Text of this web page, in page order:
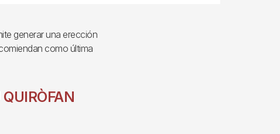
generar una erección
como última